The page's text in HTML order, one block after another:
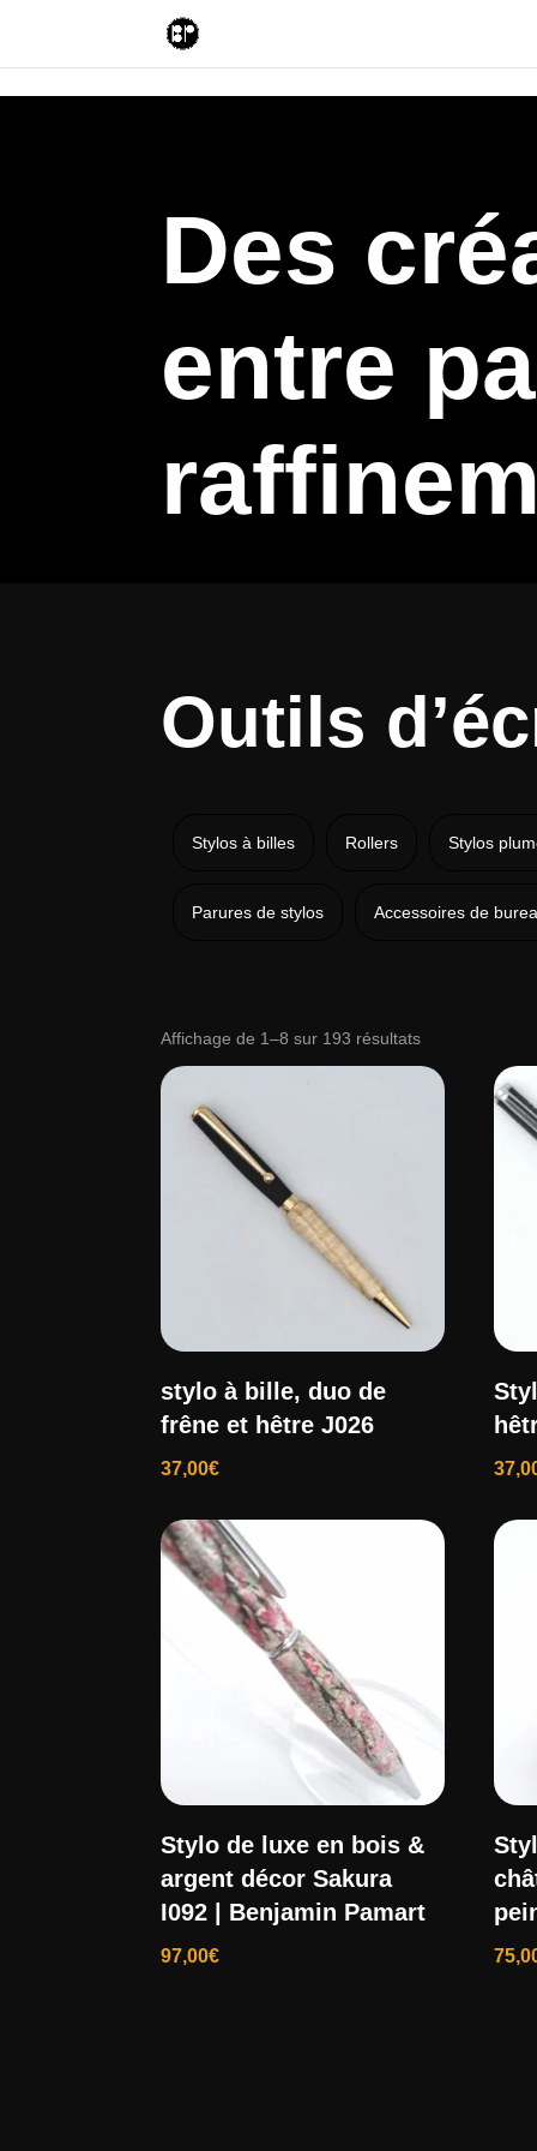
Des
entre
Outils
Stylos à billes Rollers Stylos
Parures de stylos Accessoires de
Affichage de 1–8 sur 193 résultatsTrié
plus
stylo à bille, duo de
frêne et hêtre J026
37,00€
Stylo de luxe en bois &
argent décor Sakura
I092 | Benjamin Pamart
97,00€